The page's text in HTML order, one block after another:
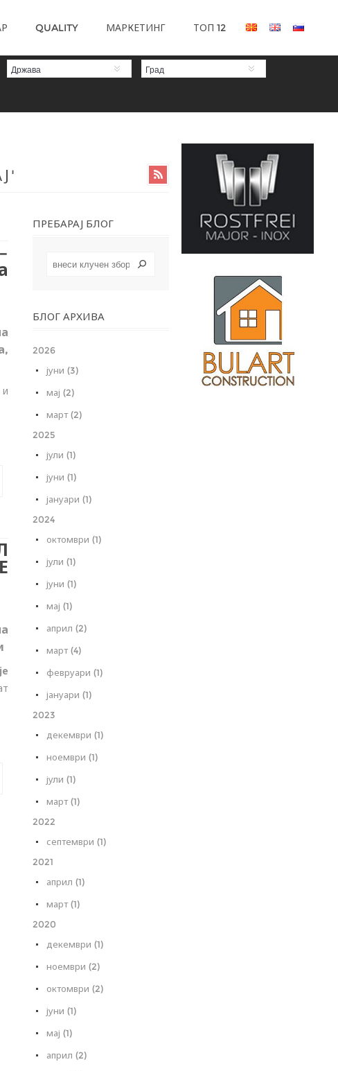
QUALITY МАРКЕТИНГ ТОП 12
Држава Град
ПРЕБАРАЈ БЛОГ
БЛОГ АРХИВА
2026
јуни (3)
мај (2)
март (2)
2025
јули (1)
јуни (1)
јануари (1)
2024
октомври (1)
јули (1)
јуни (1)
мај (1)
април (2)
март (4)
февруари (1)
јануари (1)
2023
декември (1)
ноември (1)
јули (1)
март (1)
2022
септември (1)
2021
април (1)
март (1)
2020
декември (1)
ноември (2)
октомври (2)
јуни (1)
мај (1)
април (2)